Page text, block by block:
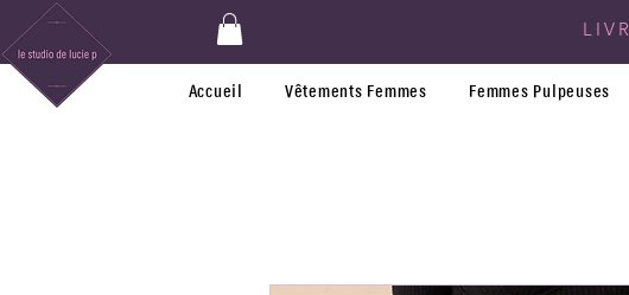
Accueil Vêtements Femmes Femmes Pulpeuses